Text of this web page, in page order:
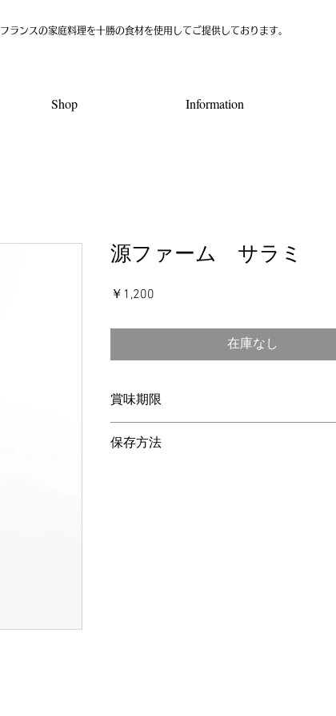
​フランスの家庭料理を十勝の食材を使用してご提供しております。
Shop Information
源ファーム サラミ
￥1,200
在庫なし
賞味期限
別途ご相談ください。
保存方法